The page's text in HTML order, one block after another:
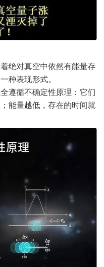
绝对真空中依然有能量存
种表现形式。
遵循不确定性原理：它们
能量越低，存在的时间就